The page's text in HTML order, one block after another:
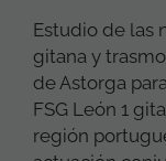
Estudio de las
gitana y
de Astorga
FSG León 1
región